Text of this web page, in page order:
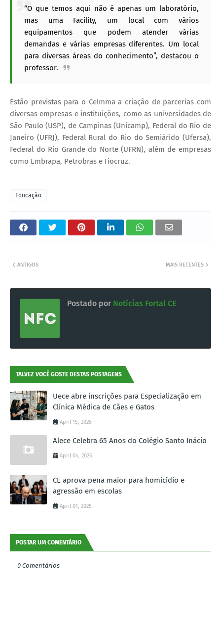
“O que temos aqui não é apenas um laboratório,
mas uma Facility, um local com vários
equipamentos que podem atender várias
demandas e várias empresas diferentes. Um local
para diversas áreas do conhecimento”, destacou o
professor.
Estão previstas para o Celmma a criação de parcerias com
diversas empresas e instituições, como as universidades de
São Paulo (USP), de Campinas (Unicamp), Federal do Rio de
Janeiro (UFRJ), Federal Rural do Rio do Semiárido (Ufersa),
Federal do Rio Grande do Norte (UFRN), além de empresas
como Embrapa, Petrobras e Fiocruz.
Educação
MAIS RECENTES
ANTIGOS
Postado por Notícias Fortal CE
TALVEZ VOCÊ GOSTE DESTAS POSTAGENS
Uece abre inscrições para Especialização em
Clínica Médica de Cães e Gatos
April 15, 2026
Alece Celebra 65 Anos do Colégio Santo Inácio
April 04, 2025
CE aprova pena maior para homicídio e
agressão em escolas
April 01, 2025
POSTAR UM COMENTÁRIO
0 Comentários